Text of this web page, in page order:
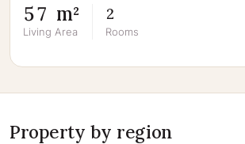
57 m²
Living Area
2
Rooms
Property by region